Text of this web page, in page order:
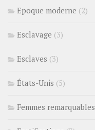
Epoque moderne (2)
Esclavage (3)
Esclaves (3)
États-Unis (5)
Femmes remarquables